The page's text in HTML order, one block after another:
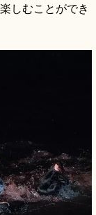
しむことができ